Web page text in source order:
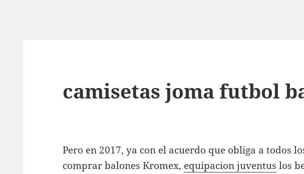
camisetas joma futbol
Pero en 2017, ya con el acuerdo que obliga a todos
comprar balones Kromex, equipacion juventus los